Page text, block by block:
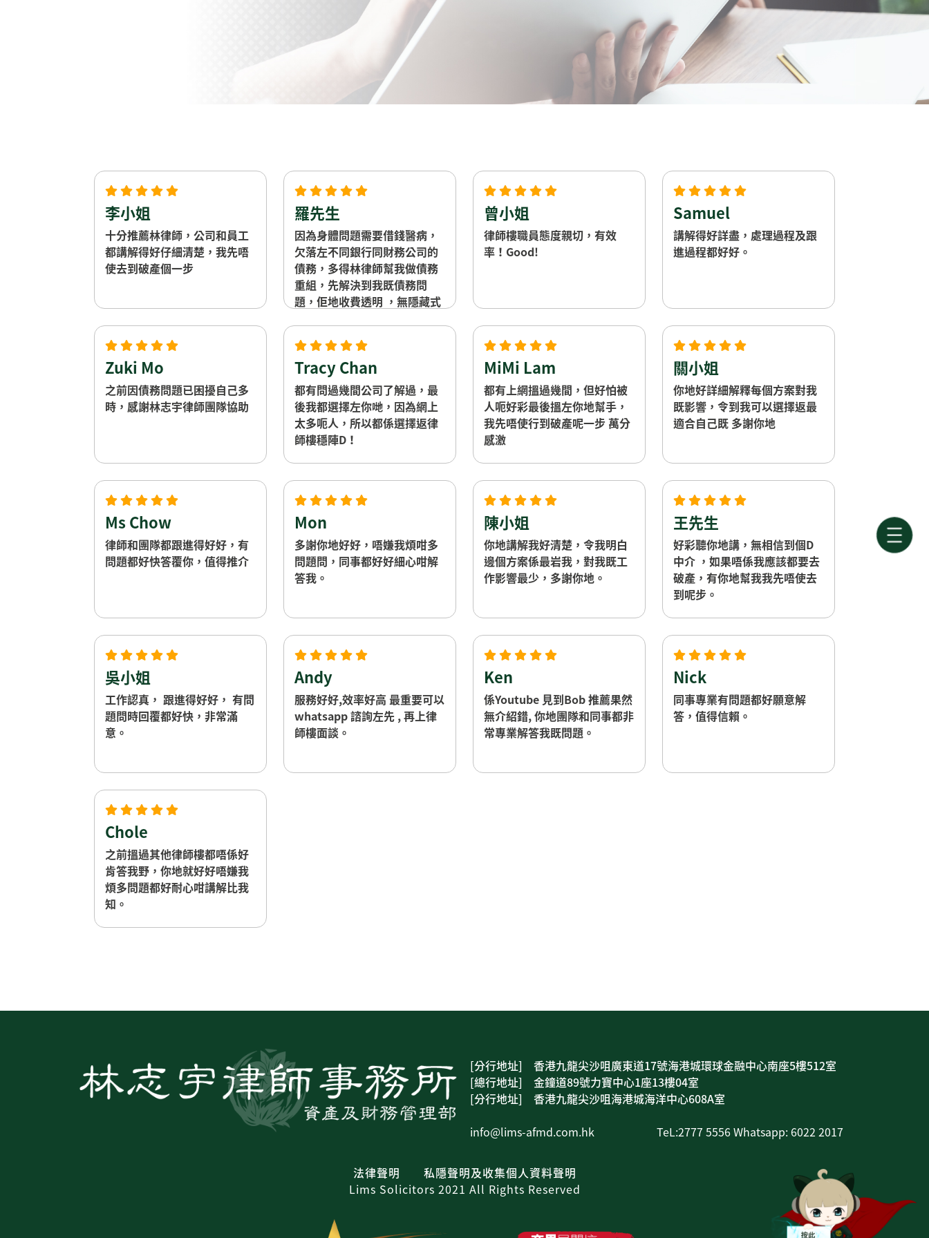
李小姐
十分推薦林律師，公司和員工
都講解得好仔細清楚，我先唔
使去到破產個一步
羅先生
因為身體問題需要借錢醫病，
欠落左不同銀行同財務公司的
債務，多得林律師幫我做債務
重組，先解決到我既債務問
題，佢地收費透明 ，無隱藏式
曾小姐
律師樓職員態度親切，有效
率！Good!
Samuel
講解得好詳盡，處理過程及跟
進過程都好好。
Zuki Mo
之前因債務問題已困擾自己多
時，感謝林志宇律師團隊協助
Tracy Chan
都有問過幾間公司了解過，最
後我都選擇左你哋，因為網上
太多呃人，所以都係選擇返律
師樓穩陣D！
MiMi Lam
都有上網搵過幾間，但好怕被
人呃好彩最後搵左你地幫手，
我先唔使行到破產呢一步 萬分
感激
關小姐
你地好詳細解釋每個方案對我
既影響，令到我可以選擇返最
適合自己既 多謝你地
Ms Chow
律師和團隊都跟進得好好，有
問題都好快答覆你，值得推介
Mon
多謝你地好好，唔嫌我煩咁多
問題問，同事都好好細心咁解
答我。
陳小姐
你地講解我好清楚，令我明白
邊個方案係最岩我，對我既工
作影響最少，多謝你地。
王先生
好彩聽你地講，無相信到個D
中介 ，如果唔係我應該都要去
破產，有你地幫我我先唔使去
到呢步。
吳小姐
工作認真， 跟進得好好， 有問
題問時回覆都好快，非常滿
意。
Andy
服務好好,效率好高 最重要可以
whatsapp 諮詢左先 , 再上律
師樓面談。
Ken
係Youtube 見到Bob 推薦果然
無介紹錯, 你地團隊和同事都非
常專業解答我既問題。
Nick
同事專業有問題都好願意解
答，值得信賴。
Chole
之前搵過其他律師樓都唔係好
肯答我野，你地就好好唔嫌我
煩多問題都好耐心咁講解比我
知。
[分行地址] 香港九龍尖沙咀廣東道17號海港城環球金融中心南座5樓512室
[總行地址] 金鐘道89號力寶中心1座13樓04室
[分行地址] 香港九龍尖沙咀海港城海洋中心608A室
info@lims-afmd.com.hk
TeL:2777 5556 Whatsapp: 6022 2017
法律聲明
私隱聲明及收集個人資料聲明
Lims Solicitors 2021 All Rights Reserved